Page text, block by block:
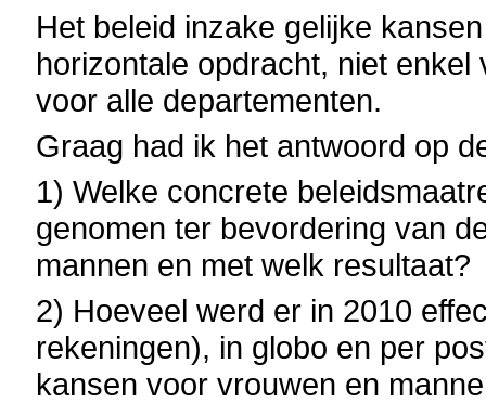
Het beleid inzake gelijke
horizontale opdracht, niet
voor alle departementen.
Graag had ik het antwoord op
1) Welke concrete
genomen ter bevordering van
mannen en met welk resultaat?
2) Hoeveel werd er in 2010
rekeningen), in globo en per
kansen voor vrouwen en